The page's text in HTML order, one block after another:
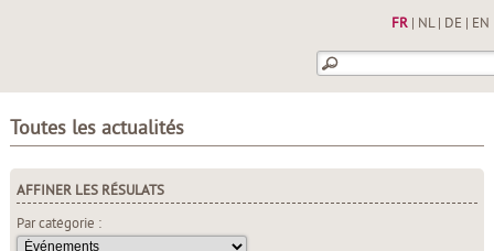
FR| NL| DE EN
Toutes les actualités
AFFINER LES RÉSULATS
Par catégorie :